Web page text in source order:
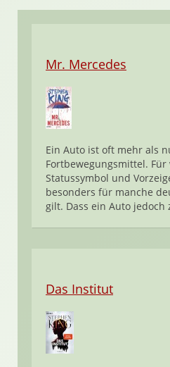
Mr. Mercedes
Ein Auto ist oft mehr als
Fortbewegungsmittel.
Statussymbol und
besonders für manche
gilt. Dass ein Auto jedoch
Das Institut